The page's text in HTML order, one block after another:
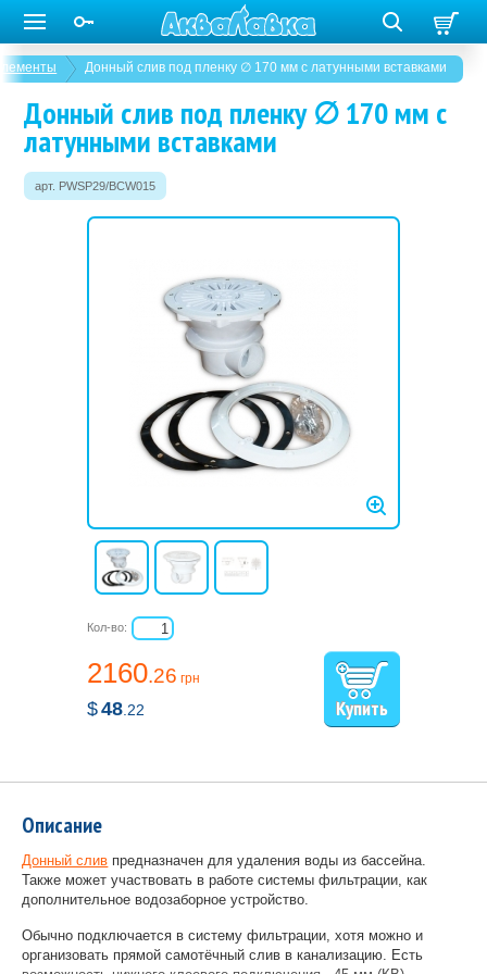
Донный слив под пленку ∅ 170 мм с латунными вставками
Донный слив под пленку ∅ 170 мм с
латунными вставками
арт. PWSP29/BCW015
2160.26 грн
$48 .22
Кол-во:
Описание
Донный слив предназначен для удаления воды из бассейна.
Также может участвовать в работе системы фильтрации, как
дополнительное водозаборное устройство.
Обычно подключается в систему фильтрации, хотя можно и
организовать прямой самотёчный слив в канализацию. Есть